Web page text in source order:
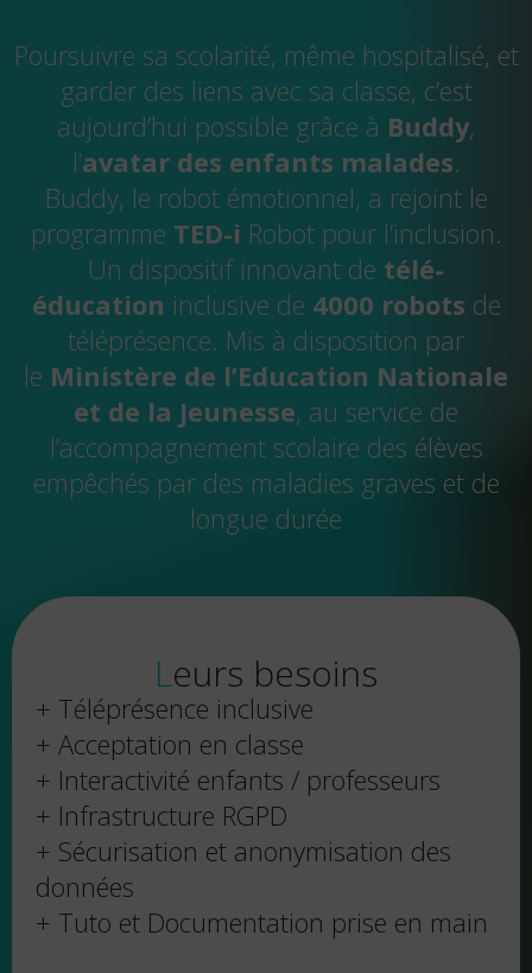
Poursuivre sa scolarité, même hospitalisé, et
garder des liens avec sa classe, c’est
aujourd’hui possible grâce à Buddy,
l’avatar des enfants malades.
Buddy, le robot émotionnel, a rejoint le
programme TED-i Robot pour l’inclusion.
Un dispositif innovant de télé-
éducation inclusive de 4000 robots de
téléprésence. Mis à disposition par
le Ministère de l’Education Nationale
et de la Jeunesse, au service de
l’accompagnement scolaire des élèves
empêchés par des maladies graves et de
longue durée
Leurs besoins
+ Téléprésence inclusive
+ Acceptation en classe
+ Interactivité enfants / professeurs
+ Infrastructure RGPD
+ Sécurisation et anonymisation des
données
+ Tuto et Documentation prise en main